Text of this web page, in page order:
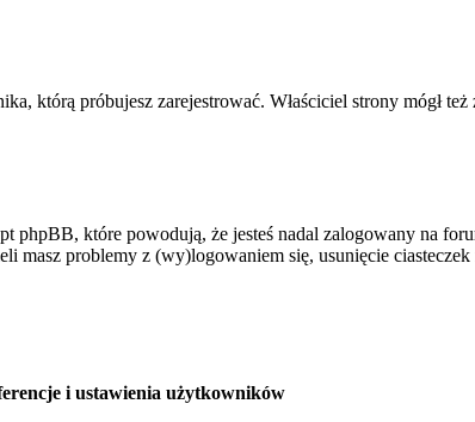
którą próbujesz zarejestrować. Właściciel strony mógł
phpBB, które powodują, że jesteś nadal zalogowany na
masz problemy z (wy)logowaniem się, usunięcie
i ustawienia użytkowników